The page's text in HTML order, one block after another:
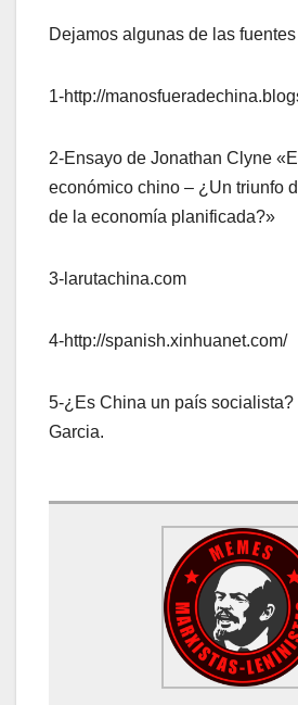
Dejamos algunas de las
1-http://
2-Ensayo de Jonathan Clyne
económico chino – ¿Un triunfo
de la economía planificada?»
3-larutachina.com
4-http://spanish.xinhuanet.com/
5-¿Es China un país socialista?
Garcia.